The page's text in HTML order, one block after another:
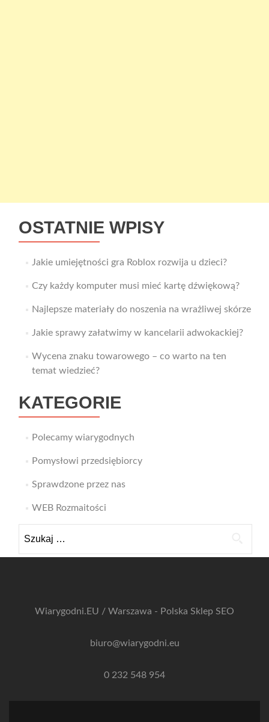
OSTATNIE WPISY
Jakie umiejętności gra Roblox rozwija u dzieci?
Czy każdy komputer musi mieć kartę dźwiękową?
Najlepsze materiały do noszenia na wrażliwej skórze
Jakie sprawy załatwimy w kancelarii adwokackiej?
Wycena znaku towarowego – co warto na ten
temat wiedzieć?
KATEGORIE
Polecamy wiarygodnych
Pomysłowi przedsiębiorcy
Sprawdzone przez nas
WEB Rozmaitości
Wiarygodni.EU / Warszawa - Polska Sklep SEO
biuro@wiarygodni.eu
0 232 548 954